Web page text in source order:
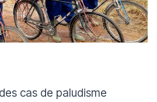
cas de paludisme